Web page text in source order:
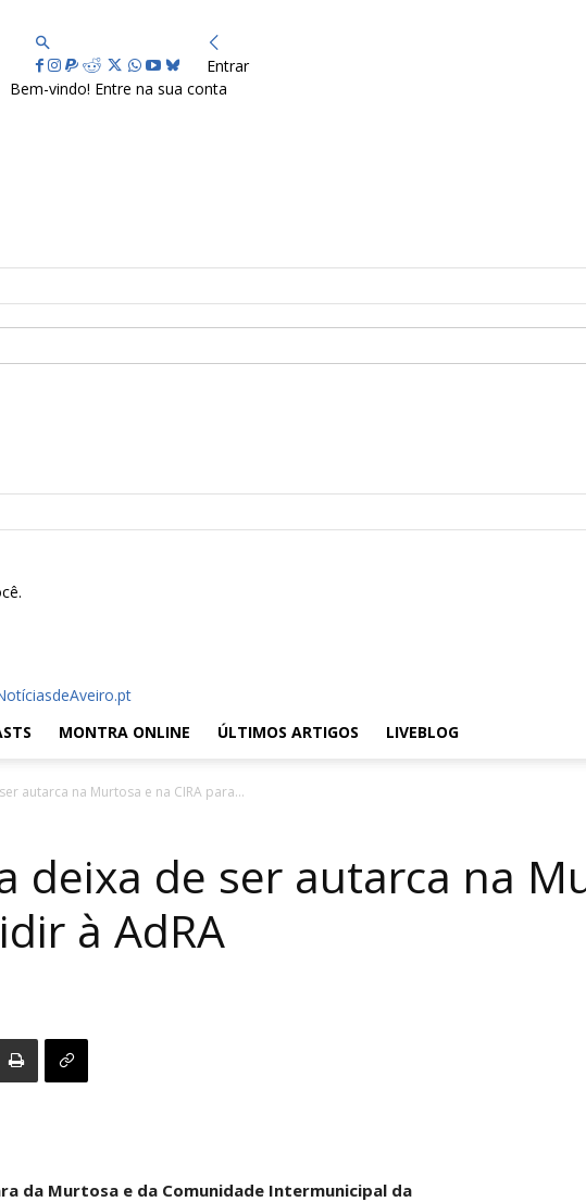
Entrar
Bem-vindo! Entre na sua conta
MONTRA ONLINE ÚLTIMOS ARTIGOS LIVEBLOG
autarca na Murtosa e na CIRA para...
deixa de ser autarca na
à AdRA
da Murtosa e da Comunidade Intermunicipal da